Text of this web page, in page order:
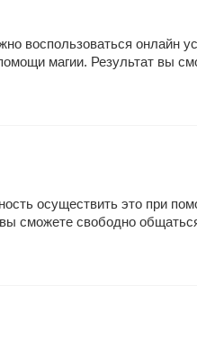
воспользоваться онлайн
магии. Результат вы
осуществить это при
сможете свободно